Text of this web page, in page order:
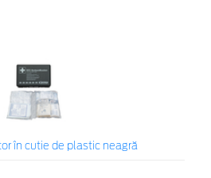
în cutie de plastic neagră